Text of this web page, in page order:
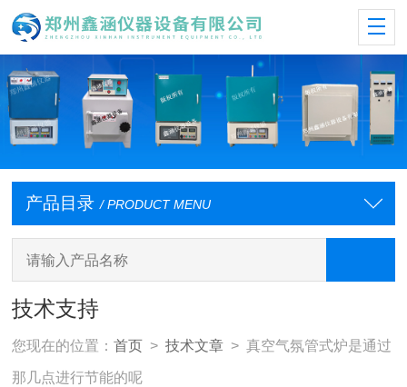
产品目录 / PRODUCT MENU
技术支持
您现在的位置：首页 >技术文章 > 真空气氛管式炉是通过
那几点进行节能的呢